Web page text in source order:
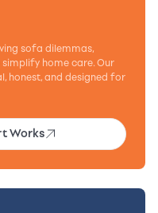
sofa dilemmas,
home care. Our
honest, and designed for
Works